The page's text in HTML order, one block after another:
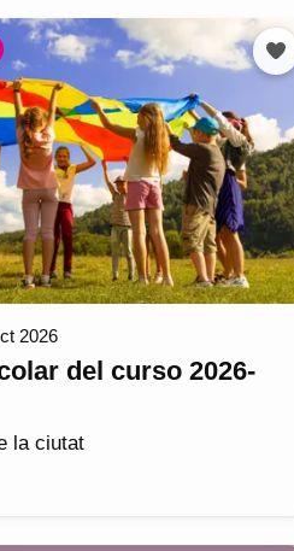
2026
del curso 2026-
la ciutat